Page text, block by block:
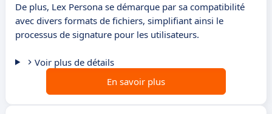
De plus, Lex Persona se démarque par sa compatibilité
avec divers formats de fichiers, simplifiant ainsi le
processus de signature pour les utilisateurs.
Voir plus de détails
En savoir plus